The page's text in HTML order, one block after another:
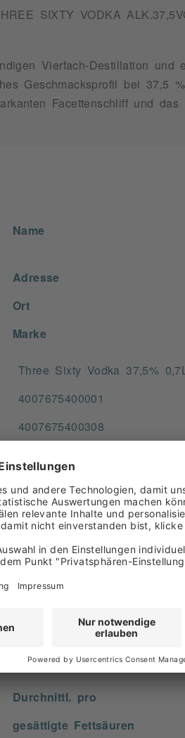
SIXTY VODKA
Vierfach-Destillation und
Geschmacksprofil bei 37,5
Facettenschliff und
Name
Adresse
Ort
Marke
Three Sixty Vodka 37,5% 0,7L
4007675400001
4007675400308
700,000 ML
keine Angabe
keine Angabe
keine Angabe
Durchnittl. pro
gesättigte Fettsäuren